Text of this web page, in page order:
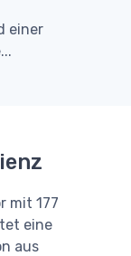
einer
mit 177
eine
aus